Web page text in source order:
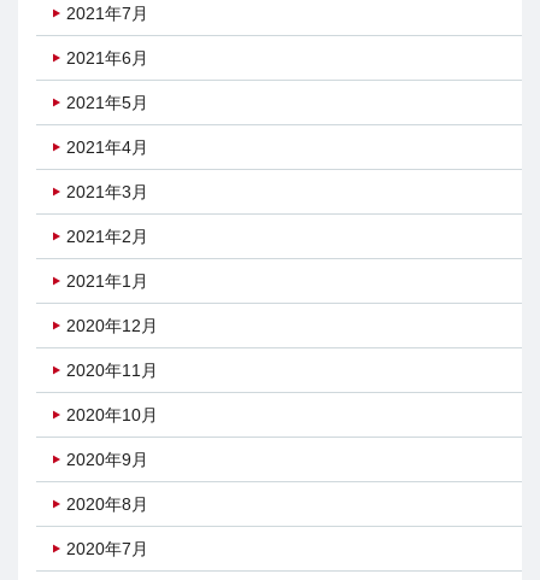
2021年7月
2021年6月
2021年5月
2021年4月
2021年3月
2021年2月
2021年1月
2020年12月
2020年11月
2020年10月
2020年9月
2020年8月
2020年7月